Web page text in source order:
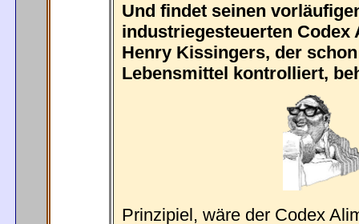
Und findet seinen
industriegesteuerten Codex
Henry Kissingers, der
Lebensmittel kontrolliert,
Prinzipiel, wäre der Codex